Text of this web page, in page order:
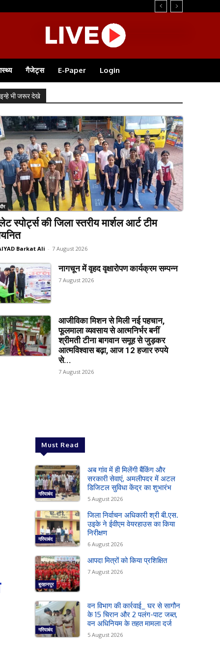
गैजेट्स E-Paper Login
इन्हे भी जरूर देखे
स्पोर्ट्स की जिला स्तरीय मार्शल आर्ट टीम
Barkat Ali - 7 August 2026
नागचून में वृहद वृक्षारोपण कार्यक्रम सम्पन्न
7 August 2026
आजीविका मिशन से मिली नई पहचान,
फूलमाला व्यवसाय से आत्मनिर्भर बनीं
श्रीमती टीना बागवान समूह से जुड़कर
आत्मविश्वास बढ़ा, आज 12 हजार रुपये
से...
7 August 2026
Must Read
गरियाबंद
अब गांव में ही मिलेंगी बैंकिंग और
सरकारी सेवाएं, अमलीपदर में अटल
डिजिटल सुविधा केंद्र का शुभारंभ
5 August 2026
गरियाबंद
जिला निर्वाचन अधिकारी श्री बी.एस.
उइके ने ईवीएम वेयरहाउस का किया
निरीक्षण
6 August 2026
बुरहानपुर
आपदा मित्रों को किया प्रशिक्षित
7 August 2026
गरियाबंद
वन विभाग की कार्रवाई_ घर से सागौन
के 15 चिरान और 2 पलंग-पाट जब्त,
वन अधिनियम के तहत मामला दर्ज
5 August 2026